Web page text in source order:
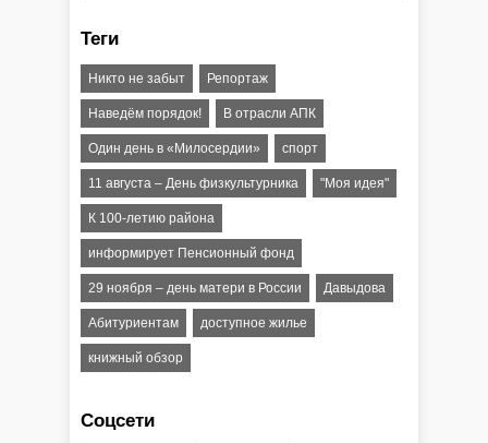
Теги
Никто не забыт Репортаж
Наведём порядок! В отрасли АПК
Один день в «Милосердии» спорт
11 августа – День физкультурника "Моя идея"
К 100-летию района
информирует Пенсионный фонд
29 ноября – день матери в России Давыдова
Абитуриентам доступное жилье
книжный обзор
Соцсети